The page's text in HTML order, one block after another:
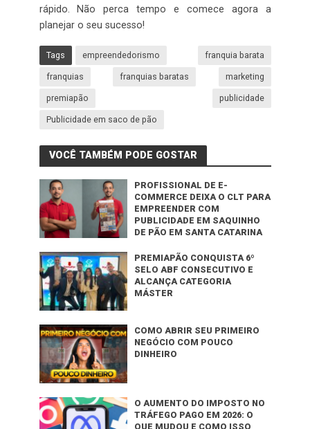
rápido. Não perca tempo e comece agora a
planejar o seu sucesso!
Tags empreendedorismo franquia barata
franquias franquias baratas marketing
premiapão publicidade
Publicidade em saco de pão
VOCÊ TAMBÉM PODE GOSTAR
PROFISSIONAL DE E-
COMMERCE DEIXA O CLT PARA
EMPREENDER COM
PUBLICIDADE EM SAQUINHO
DE PÃO EM SANTA CATARINA
PREMIAPÃO CONQUISTA 6º
SELO ABF CONSECUTIVO E
ALCANÇA CATEGORIA
MÁSTER
COMO ABRIR SEU PRIMEIRO
NEGÓCIO COM POUCO
DINHEIRO
O AUMENTO DO IMPOSTO NO
TRÁFEGO PAGO EM 2026: O
QUE MUDOU E COMO ISSO